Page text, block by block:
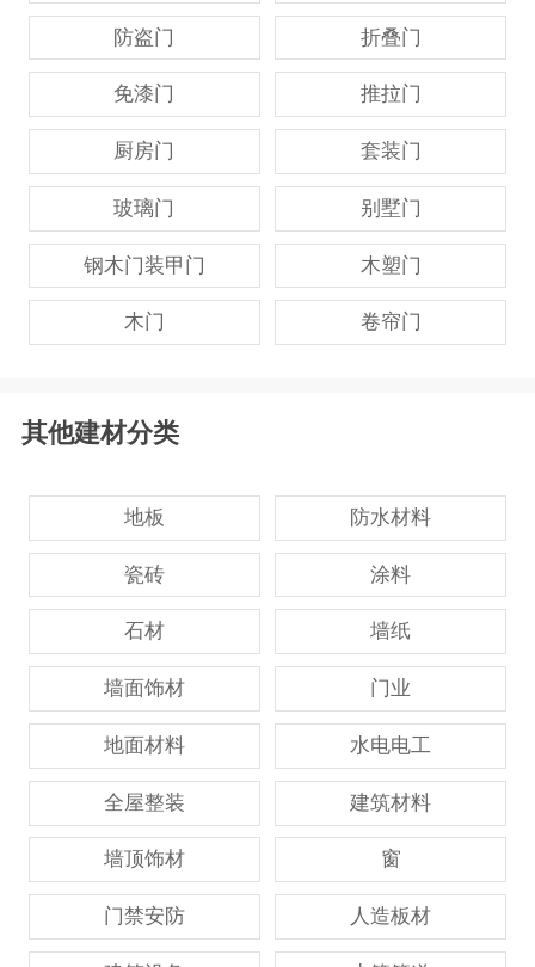
防盗门 折叠门
免漆门 推拉门
厨房门 套装门
玻璃门 别墅门
钢木门装甲门 木塑门
木门 卷帘门
其他建材分类
地板 防水材料
瓷砖 涂料
石材 墙纸
墙面饰材 门业
地面材料 水电电工
全屋整装 建筑材料
墙顶饰材 窗
门禁安防 人造板材